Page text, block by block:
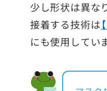
少し形状は異な
接着する技術は
にも使用してい